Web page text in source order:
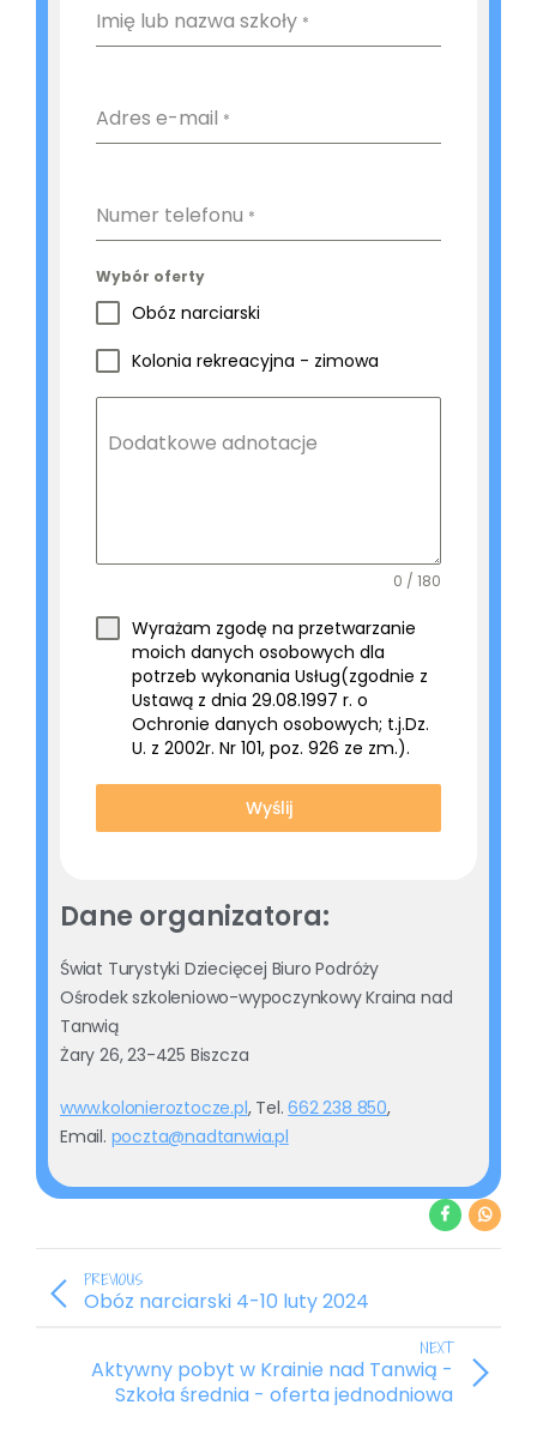
Imię lub nazwa szkoły *
Adres e-mail *
Numer telefonu *
Wybór oferty
Obóz narciarski
Kolonia rekreacyjna - zimowa
Dodatkowe adnotacje
0 / 180
Wyrażam zgodę na przetwarzanie
moich danych osobowych dla
potrzeb wykonania Usług(zgodnie z
Ustawą z dnia 29.08.1997 r. o
Ochronie danych osobowych; t.j.Dz.
U. z 2002r. Nr 101, poz. 926 ze zm.).
Wyślij
Dane organizatora:
Świat Turystyki Dziecięcej Biuro Podróży
Ośrodek szkoleniowo-wypoczynkowy Kraina nad
Tanwią
Żary 26, 23-425 Biszcza
www.kolonieroztocze.pl, Tel.662 238 850,
Email. poczta@nadtanwia.pl
PREVIOUS
Obóz narciarski 4-10 luty 2024
NEXT
Aktywny pobyt w Krainie nad Tanwią -
Szkoła średnia - oferta jednodniowa